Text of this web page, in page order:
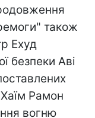
також
Ехуд
безпеки Аві
Хаїм Рамон
вогню